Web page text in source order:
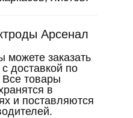
Арсенал
можете заказать
доставкой по
Все товары
в
и поставляются